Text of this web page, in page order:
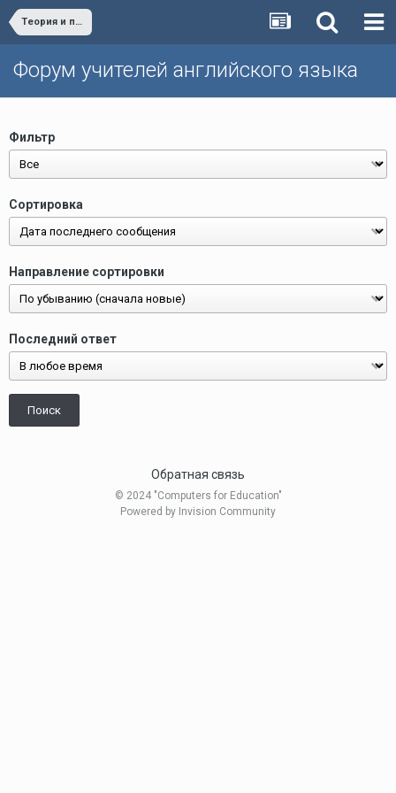
Теория и практика обучения английскому языку/Teaching English - theory and practice
Форум учителей английского языка
Фильтр
Сортировка
Направление сортировки
Последний ответ
Поиск
Обратная связь
© 2024 "Computers for Education"
Powered by Invision Community